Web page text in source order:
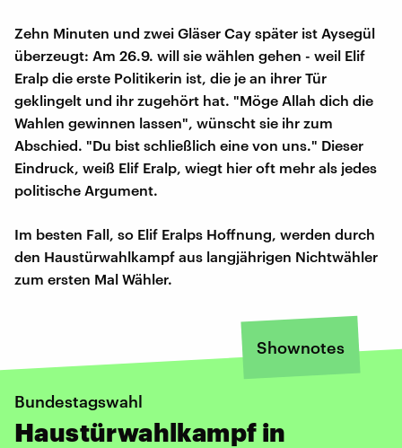
Zehn Minuten und zwei Gläser Cay später ist Aysegül
überzeugt: Am 26.9. will sie wählen gehen - weil Elif
Eralp die erste Politikerin ist, die je an ihrer Tür
geklingelt und ihr zugehört hat. "Möge Allah dich die
Wahlen gewinnen lassen", wünscht sie ihr zum
Abschied. "Du bist schließlich eine von uns." Dieser
Eindruck, weiß Elif Eralp, wiegt hier oft mehr als jedes
politische Argument.
Im besten Fall, so Elif Eralps Hoffnung, werden durch
den Haustürwahlkampf aus langjährigen Nichtwähler
zum ersten Mal Wähler.
Shownotes
Bundestagswahl
Haustürwahlkampf in